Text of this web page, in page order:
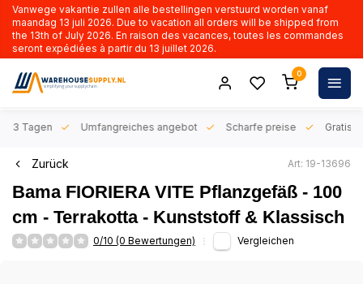
Vanwege vakantie zullen alle bestellingen verstuurd worden vanaf
maandag 13 juli 2026. Due to vacation all orders will be shipped from
the 13th of July 2026. En raison des vacances, toutes les commandes
seront expédiées à partir du 13 juillet 2026.
0
3 Tagen Umfangreiches angebot Scharfe preise Gratis
Zurück Art: 19-13696
Bama FIORIERA VITE Pflanzgefäß - 100
cm - Terrakotta - Kunststoff & Klassisch
0/10 (0 Bewertungen) Vergleichen